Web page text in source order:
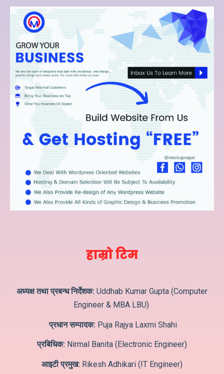
हाम्रो टिम
अध्यक्ष तथा प्रबन्ध निर्देशक: Uddhab Kumar Gupta (Computer
Engineer & MBA LBU)
प्रधान सम्पादक: Puja Rajya Laxmi Shahi
प्रबिधिक: Nirmal Banita (Electronic Engineer)
आइटी प्रमुख: Rikesh Adhikari (IT Engineer)